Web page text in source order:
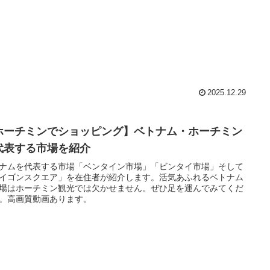
2025.12.29
ーチミンでショッピング】ベトナム・ホーチミン
表する市場を紹介
ムを代表する市場「ベンタイン市場」「ビンタイ市場」そして
ゴンスクエア」を在住者が紹介します。活気あふれるベトナム
はホーチミン観光では欠かせません。ぜひ足を運んでみてくだ
高画質動画あります。